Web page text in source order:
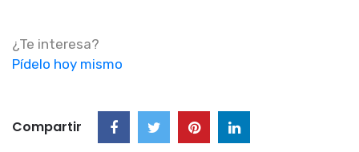
¿Te interesa?
Pídelo hoy mismo
Compartir